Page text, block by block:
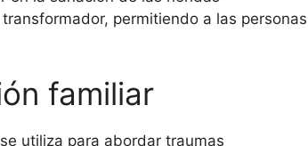
permitiendo a las personas
familiar
utiliza para abordar traumas